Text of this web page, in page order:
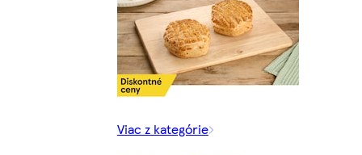
Viac z kategórie